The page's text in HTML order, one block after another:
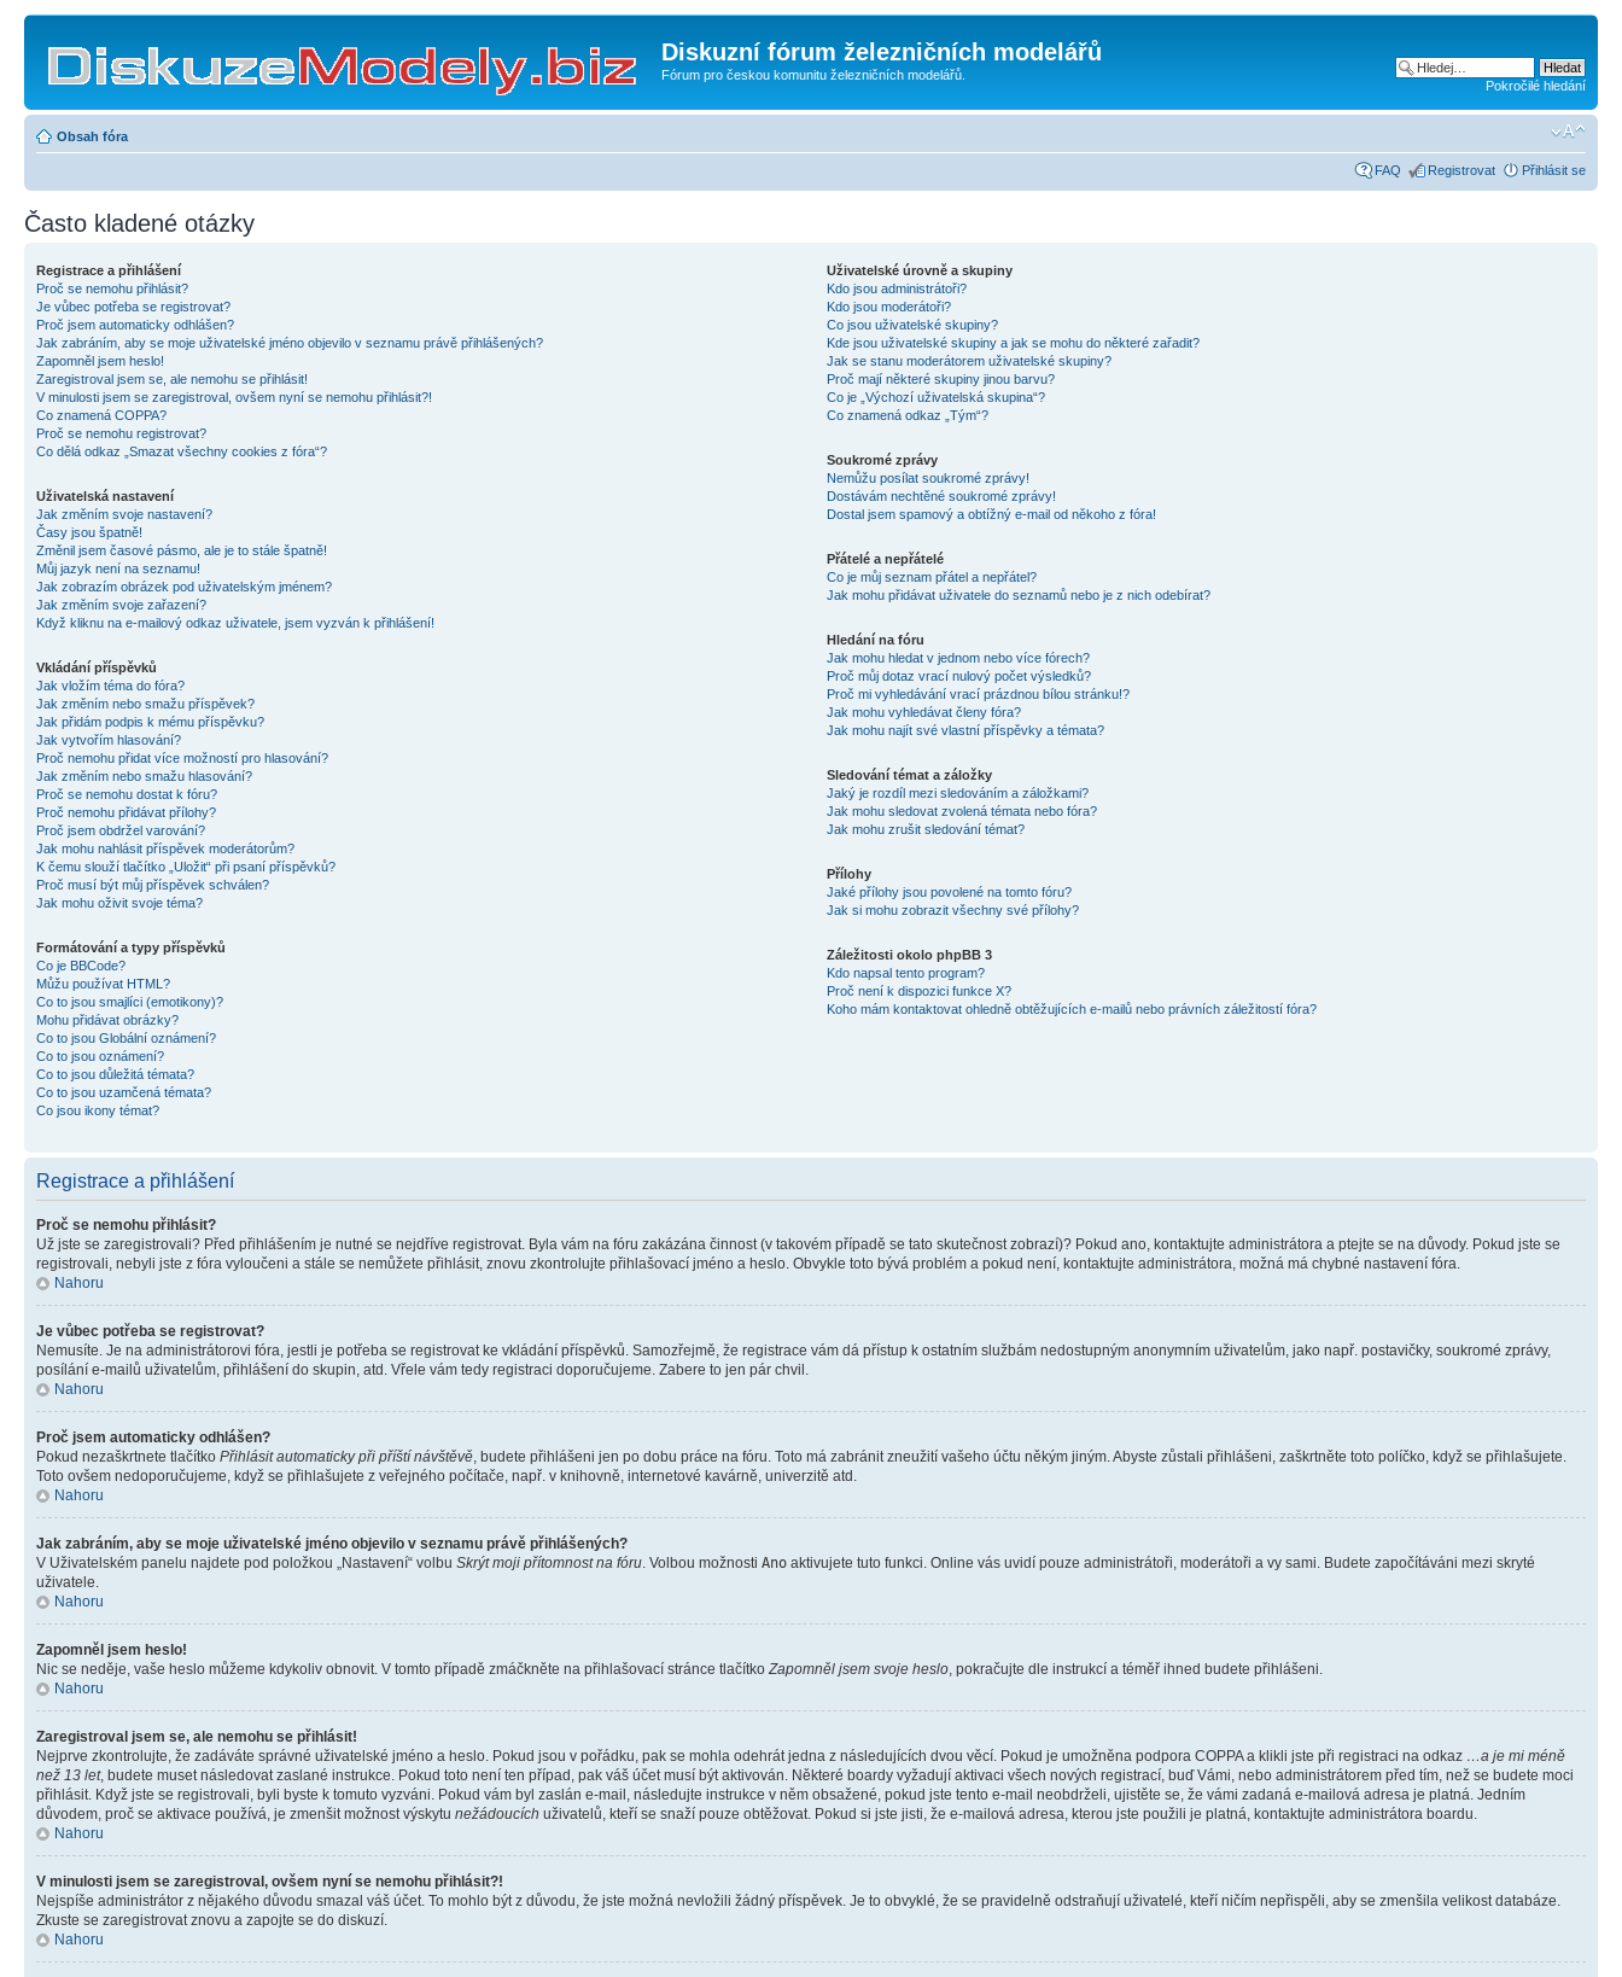
Diskuzní fórum železničních modelářů
Fórum pro českou komunitu železničních modelářů.
Pokročilé hledání
Obsah fóra
FAQ Registrovat Přihlásit se
Často kladené otázky
Registrace a přihlášení
Proč se nemohu přihlásit?
Je vůbec potřeba se registrovat?
Proč jsem automaticky odhlášen?
Jak zabráním, aby se moje uživatelské jméno objevilo v seznamu právě přihlášených?
Zapomněl jsem heslo!
Zaregistroval jsem se, ale nemohu se přihlásit!
V minulosti jsem se zaregistroval, ovšem nyní se nemohu přihlásit?!
Co znamená COPPA?
Proč se nemohu registrovat?
Co dělá odkaz „Smazat všechny cookies z fóra“?
Uživatelská nastavení
Jak změním svoje nastavení?
Časy jsou špatně!
Změnil jsem časové pásmo, ale je to stále špatně!
Můj jazyk není na seznamu!
Jak zobrazím obrázek pod uživatelským jménem?
Jak změním svoje zařazení?
Když kliknu na e-mailový odkaz uživatele, jsem vyzván k přihlášení!
Vkládání příspěvků
Jak vložím téma do fóra?
Jak změním nebo smažu příspěvek?
Jak přidám podpis k mému příspěvku?
Jak vytvořím hlasování?
Proč nemohu přidat více možností pro hlasování?
Jak změním nebo smažu hlasování?
Proč se nemohu dostat k fóru?
Proč nemohu přidávat přílohy?
Proč jsem obdržel varování?
Jak mohu nahlásit příspěvek moderátorům?
K čemu slouží tlačítko „Uložit“ při psaní příspěvků?
Proč musí být můj příspěvek schválen?
Jak mohu oživit svoje téma?
Formátování a typy příspěvků
Co je BBCode?
Můžu používat HTML?
Co to jsou smajlíci (emotikony)?
Mohu přidávat obrázky?
Co to jsou Globální oznámení?
Co to jsou oznámení?
Co to jsou důležitá témata?
Co to jsou uzamčená témata?
Co jsou ikony témat?
Uživatelské úrovně a skupiny
Kdo jsou administrátoři?
Kdo jsou moderátoři?
Co jsou uživatelské skupiny?
Kde jsou uživatelské skupiny a jak se mohu do některé zařadit?
Jak se stanu moderátorem uživatelské skupiny?
Proč mají některé skupiny jinou barvu?
Co je „Výchozí uživatelská skupina“?
Co znamená odkaz „Tým“?
Soukromé zprávy
Nemůžu posílat soukromé zprávy!
Dostávám nechtěné soukromé zprávy!
Dostal jsem spamový a obtížný e-mail od někoho z fóra!
Přátelé a nepřátelé
Co je můj seznam přátel a nepřátel?
Jak mohu přidávat uživatele do seznamů nebo je z nich odebírat?
Hledání na fóru
Jak mohu hledat v jednom nebo více fórech?
Proč můj dotaz vrací nulový počet výsledků?
Proč mi vyhledávání vrací prázdnou bílou stránku!?
Jak mohu vyhledávat členy fóra?
Jak mohu najít své vlastní příspěvky a témata?
Sledování témat a záložky
Jaký je rozdíl mezi sledováním a záložkami?
Jak mohu sledovat zvolená témata nebo fóra?
Jak mohu zrušit sledování témat?
Přílohy
Jaké přílohy jsou povolené na tomto fóru?
Jak si mohu zobrazit všechny své přílohy?
Záležitosti okolo phpBB 3
Kdo napsal tento program?
Proč není k dispozici funkce X?
Koho mám kontaktovat ohledně obtěžujících e-mailů nebo právních záležitostí fóra?
Registrace a přihlášení
Proč se nemohu přihlásit?
Už jste se zaregistrovali? Před přihlášením je nutné se nejdříve registrovat. Byla vám na fóru zakázána činnost (v takovém případě se tato skutečnost zobrazí)? Pokud ano, kontaktujte administrátora a ptejte se na důvody. Pokud jste se
registrovali, nebyli jste z fóra vyloučeni a stále se nemůžete přihlásit, znovu zkontrolujte přihlašovací jméno a heslo. Obvykle toto bývá problém a pokud není, kontaktujte administrátora, možná má chybné nastavení fóra.
Nahoru
Je vůbec potřeba se registrovat?
Nemusíte. Je na administrátorovi fóra, jestli je potřeba se registrovat ke vkládání příspěvků. Samozřejmě, že registrace vám dá přístup k ostatním službám nedostupným anonymním uživatelům, jako např. postavičky, soukromé zprávy,
posílání e-mailů uživatelům, přihlášení do skupin, atd. Vřele vám tedy registraci doporučujeme. Zabere to jen pár chvil.
Nahoru
Proč jsem automaticky odhlášen?
Pokud nezaškrtnete tlačítko Přihlásit automaticky při příští návštěvě , budete přihlášeni jen po dobu práce na fóru. Toto má zabránit zneužití vašeho účtu někým jiným. Abyste zůstali přihlášeni, zaškrtněte toto políčko, když se přihlašujete.
Toto ovšem nedoporučujeme, když se přihlašujete z veřejného počítače, např. v knihovně, internetové kavárně, univerzitě atd.
Nahoru
Jak zabráním, aby se moje uživatelské jméno objevilo v seznamu právě přihlášených?
V Uživatelském panelu najdete pod položkou „Nastavení“ volbu Skrýt moji přítomnost na fóru . Volbou možnosti Ano aktivujete tuto funkci. Online vás uvidí pouze administrátoři, moderátoři a vy sami. Budete započítáváni mezi skryté
uživatele.
Nahoru
Zapomněl jsem heslo!
Nic se neděje, vaše heslo můžeme kdykoliv obnovit. V tomto případě zmáčkněte na přihlašovací stránce tlačítko Zapomněl jsem svoje heslo , pokračujte dle instrukcí a téměř ihned budete přihlášeni.
Nahoru
Zaregistroval jsem se, ale nemohu se přihlásit!
Nejprve zkontrolujte, že zadáváte správné uživatelské jméno a heslo. Pokud jsou v pořádku, pak se mohla odehrát jedna z následujících dvou věcí. Pokud je umožněna podpora COPPA a klikli jste při registraci na odkaz …a je mi méně
než 13 let, budete muset následovat zaslané instrukce. Pokud toto není ten případ, pak váš účet musí být aktivován. Některé boardy vyžadují aktivaci všech nových registrací, buď Vámi, nebo administrátorem před tím, než se budete moci
přihlásit. Když jste se registrovali, byli byste k tomuto vyzváni. Pokud vám byl zaslán e-mail, následujte instrukce v něm obsažené, pokud jste tento e-mail neobdrželi, ujistěte se, že vámi zadaná e-mailová adresa je platná. Jedním
důvodem, proč se aktivace používá, je zmenšit možnost výskytu nežádoucích uživatelů, kteří se snaží pouze obtěžovat. Pokud si jste jisti, že e-mailová adresa, kterou jste použili je platná, kontaktujte administrátora boardu.
Nahoru
V minulosti jsem se zaregistroval, ovšem nyní se nemohu přihlásit?!
Nejspíše administrátor z nějakého důvodu smazal váš účet. To mohlo být z důvodu, že jste možná nevložili žádný příspěvek. Je to obvyklé, že se pravidelně odstraňují uživatelé, kteří ničím nepřispěli, aby se zmenšila velikost databáze.
Zkuste se zaregistrovat znovu a zapojte se do diskuzí.
Nahoru